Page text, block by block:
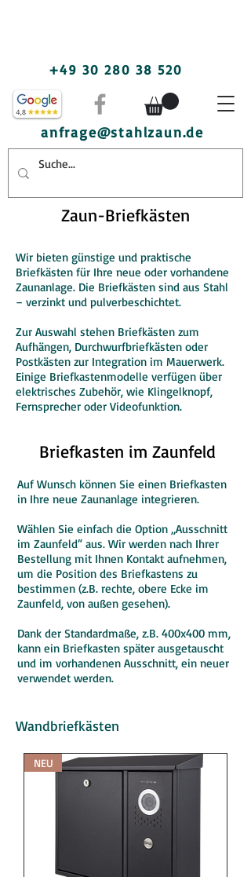
+49 30 280 38 520
anfrage@stahlzaun.de
Zaun-Briefkästen
Wir bieten günstige und praktische
Briefkästen für Ihre neue oder vorhandene
Zaunanlage. Die Briefkästen sind aus Stahl
– verzinkt und pulverbeschichtet.
Zur Auswahl stehen Briefkästen zum
Aufhängen, Durchwurfbriefkästen oder
Postkästen zur Integration im Mauerwerk.
Einige Briefkastenmodelle verfügen über
elektrisches Zubehör, wie Klingelknopf,
Fernsprecher oder Videofunktion.
Briefkasten im Zaunfeld
Auf Wunsch können Sie einen Briefkasten
in Ihre neue Zaunanlage integrieren.
Wählen Sie einfach die Option „Ausschnitt
im Zaunfeld“ aus. Wir werden nach Ihrer
Bestellung mit Ihnen Kontakt aufnehmen,
um die Position des Briefkastens zu
bestimmen (z.B. rechte, obere Ecke im
Zaunfeld, von außen gesehen).
Dank der Standardmaße, z.B. 400x400 mm,
kann ein Briefkasten später ausgetauscht
und im vorhandenen Ausschnitt, ein neuer
verwendet werden.
Wandbriefkästen
NEU